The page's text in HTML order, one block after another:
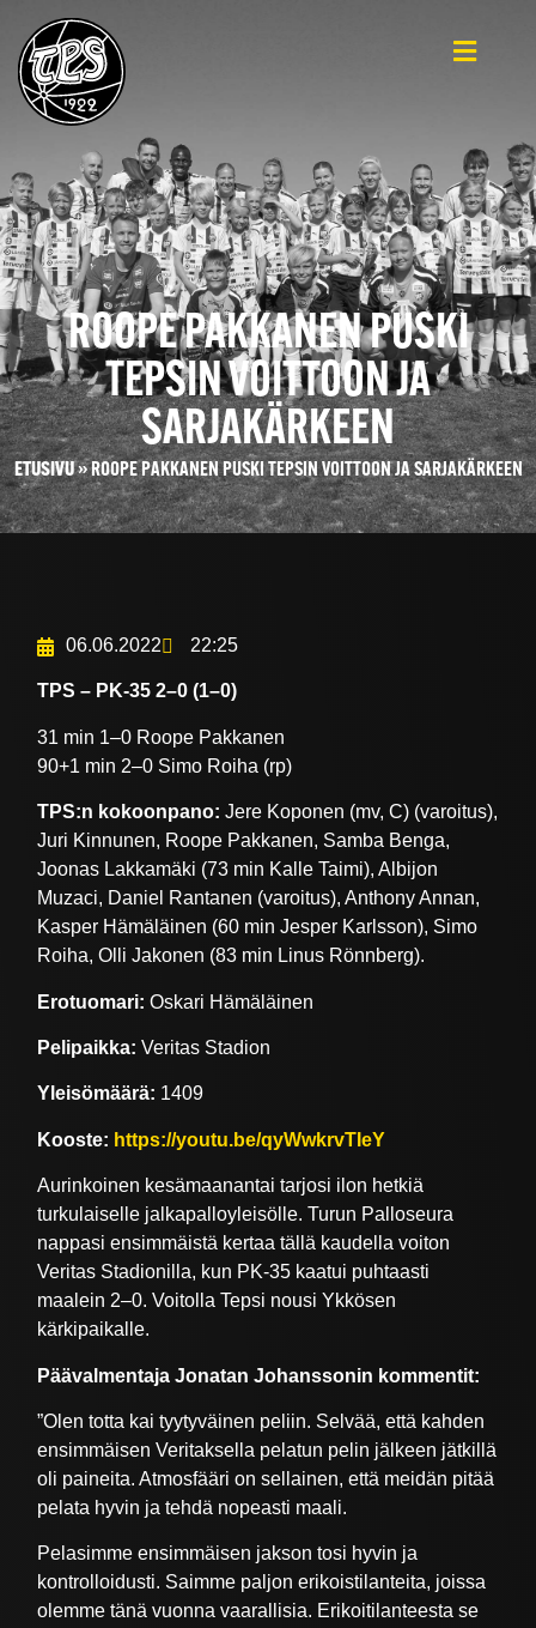
ROOPE PAKKANEN PUSKI
TEPSIN VOITTOON JA
SARJAKÄRKEEN
ETUSIVU»ROOPE PAKKANEN PUSKI TEPSIN VOITTOON JA SARJAKÄRKEEN
06.06.2022 22:25
TPS – PK-35 2–0 (1–0)
31 min 1–0 Roope Pakkanen
90+1 min 2–0 Simo Roiha (rp)
TPS:n kokoonpano: Jere Koponen (mv, C) (varoitus),
Juri Kinnunen, Roope Pakkanen, Samba Benga,
Joonas Lakkamäki (73 min Kalle Taimi), Albijon
Muzaci, Daniel Rantanen (varoitus), Anthony Annan,
Kasper Hämäläinen (60 min Jesper Karlsson), Simo
Roiha, Olli Jakonen (83 min Linus Rönnberg).
Erotuomari: Oskari Hämäläinen
Pelipaikka:Veritas Stadion
Yleisömäärä: 1409
Kooste: https://youtu.be/qyWwkrvTIeY
Aurinkoinen kesämaanantai tarjosi ilon hetkiä
turkulaiselle jalkapalloyleisölle. Turun Palloseura
nappasi ensimmäistä kertaa tällä kaudella voiton
Veritas Stadionilla, kun PK-35 kaatui puhtaasti
maalein 2–0. Voitolla Tepsi nousi Ykkösen
kärkipaikalle.
Päävalmentaja Jonatan Johanssonin kommentit:
”Olen totta kai tyytyväinen peliin. Selvää, että kahden
ensimmäisen Veritaksella pelatun pelin jälkeen jätkillä
oli paineita. Atmosfääri on sellainen, että meidän pitää
pelata hyvin ja tehdä nopeasti maali.
Pelasimme ensimmäisen jakson tosi hyvin ja
kontrolloidusti. Saimme paljon erikoistilanteita, joissa
olemme tänä vuonna vaarallisia. Erikoitilanteesta se